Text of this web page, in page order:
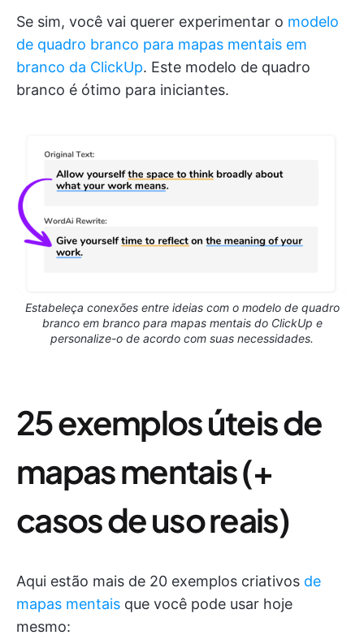
Se sim, você vai querer experimentar o modelo
de quadro branco para mapas mentais em
branco da ClickUp. Este modelo de quadro
branco é ótimo para iniciantes.
Estabeleça conexões entre ideias com o modelo de quadro
branco em branco para mapas mentais do ClickUp e
personalize-o de acordo com suas necessidades.
25 exemplos úteis de
mapas mentais (+
casos de uso reais)
Aqui estão mais de 20 exemplos criativos de
mapas mentais que você pode usar hoje
mesmo: